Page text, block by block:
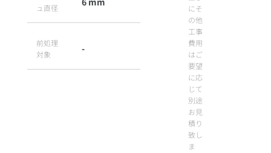
ュ直径
前処理
対象
-
にそ
の他
工事
費用
はご
要望
に応
じて
別途
お見
積り
致し
ま